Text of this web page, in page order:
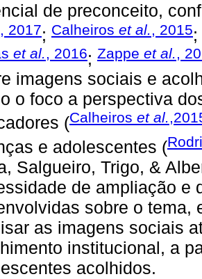
de preconceito,
, 2017; Calheiros et al., 2015;
et al., 2016; Zappe et al.,
imagens sociais e
o foco a perspectiva
(Calheiros et al.
e adolescentes (
Salgueiro, Trigo, &
de ampliação e
sobre o tema,
as imagens sociais
institucional, a
acolhidos.